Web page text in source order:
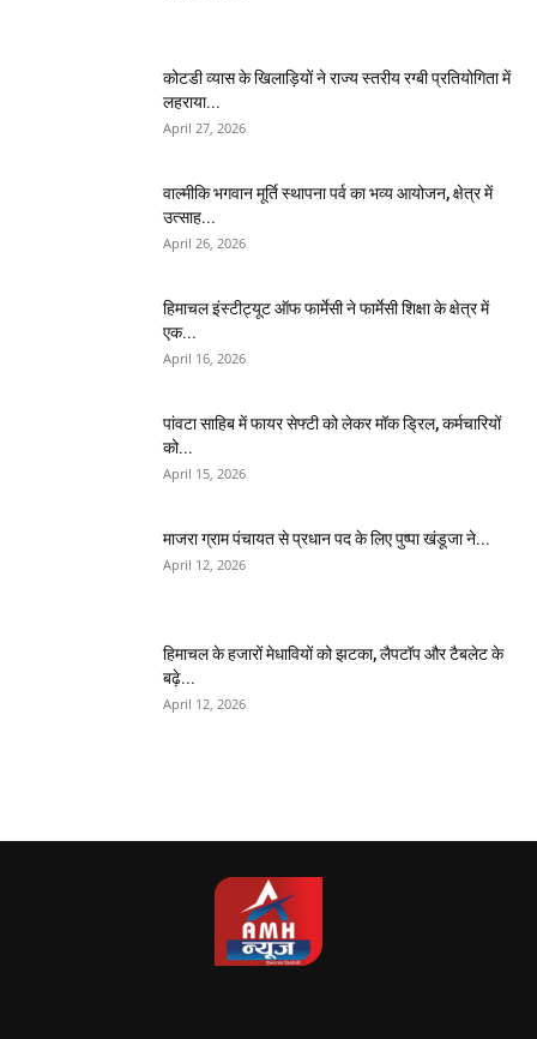
कोटडी व्यास के खिलाड़ियों ने राज्य स्तरीय रग्बी प्रतियोगिता में
लहराया...
April 27, 2026
वाल्मीकि भगवान मूर्ति स्थापना पर्व का भव्य आयोजन, क्षेत्र में
उत्साह...
April 26, 2026
हिमाचल इंस्टीट्यूट ऑफ फार्मेसी ने फार्मेसी शिक्षा के क्षेत्र में
एक...
April 16, 2026
पांवटा साहिब में फायर सेफ्टी को लेकर मॉक ड्रिल, कर्मचारियों
को...
April 15, 2026
माजरा ग्राम पंचायत से प्रधान पद के लिए पुष्पा खंडूजा ने...
April 12, 2026
हिमाचल के हजारों मेधावियों को झटका, लैपटॉप और टैबलेट के
बढ़े...
April 12, 2026